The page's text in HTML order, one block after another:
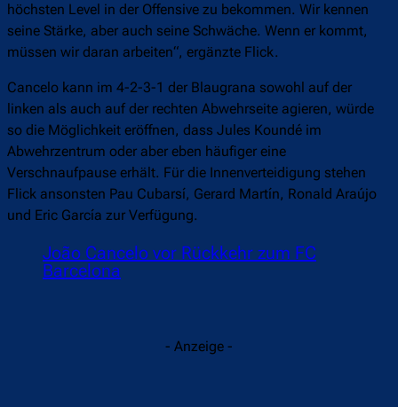
höchsten Level in der Offensive zu bekommen. Wir kennen
seine Stärke, aber auch seine Schwäche. Wenn er kommt,
müssen wir daran arbeiten“, ergänzte Flick.
Cancelo kann im 4-2-3-1 der Blaugrana sowohl auf der
linken als auch auf der rechten Abwehrseite agieren, würde
so die Möglichkeit eröffnen, dass Jules Koundé im
Abwehrzentrum oder aber eben häufiger eine
Verschnaufpause erhält. Für die Innenverteidigung stehen
Flick ansonsten Pau Cubarsí, Gerard Martín, Ronald Araújo
und Eric García zur Verfügung.
João Cancelo vor Rückkehr zum FC
Barcelona
- Anzeige -